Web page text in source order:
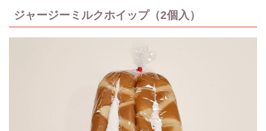
ジャージーミルクホイップ（2個入）